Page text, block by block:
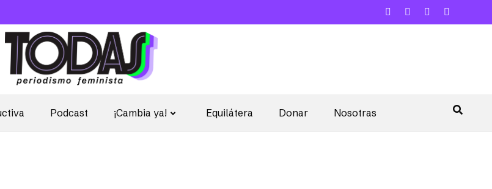
Podcast ¡Cambia ya! Equilátera Donar Nosotras